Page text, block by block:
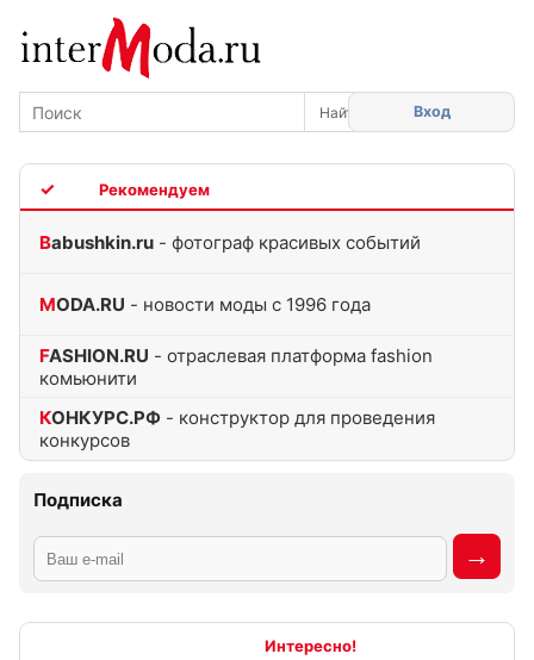
Вход
Babushkin.ru - фотограф красивых событий
MODA.RU - новости моды с 1996 года
FASHION.RU - отраслевая платформа fashion
комьюнити
КОНКУРС.РФ - конструктор для проведения
конкурсов
Подписка